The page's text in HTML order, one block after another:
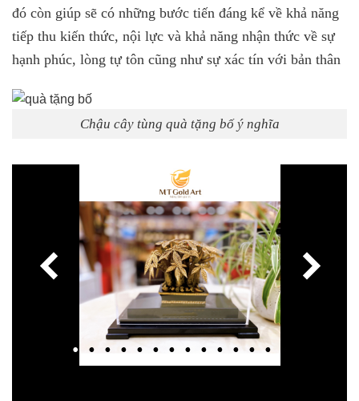
đó còn giúp sẽ có những bước tiến đáng kể về khả năng
tiếp thu kiến thức, nội lực và khả năng nhận thức về sự
hạnh phúc, lòng tự tôn cũng như sự xác tín với bản thân
Chậu cây tùng quà tặng bố ý nghĩa